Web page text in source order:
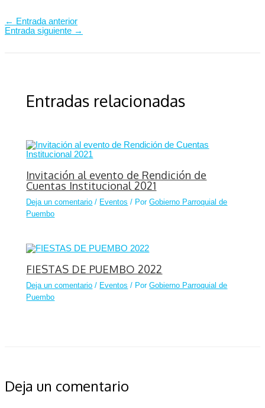
← Entrada anterior
Entrada siguiente →
Entradas relacionadas
Invitación al evento de Rendición de
Cuentas Institucional 2021
Deja un comentario / Eventos / PorGobierno Parroquial de
Puembo
FIESTAS DE PUEMBO 2022
Deja un comentario / Eventos / PorGobierno Parroquial de
Puembo
Deja un comentario